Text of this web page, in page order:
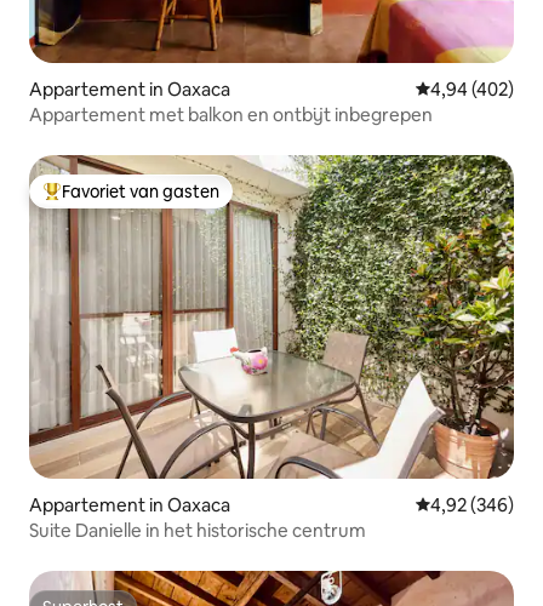
Appartement in Oaxaca Gemiddelde
4,94 (402)
Appartement met balkon en ontbijt inbegrepen
Topfavoriet van gasten
Favoriet van gasten
Appartement in Oaxaca Gemiddelde
4,92 (346)
Suite Danielle in het historische centrum